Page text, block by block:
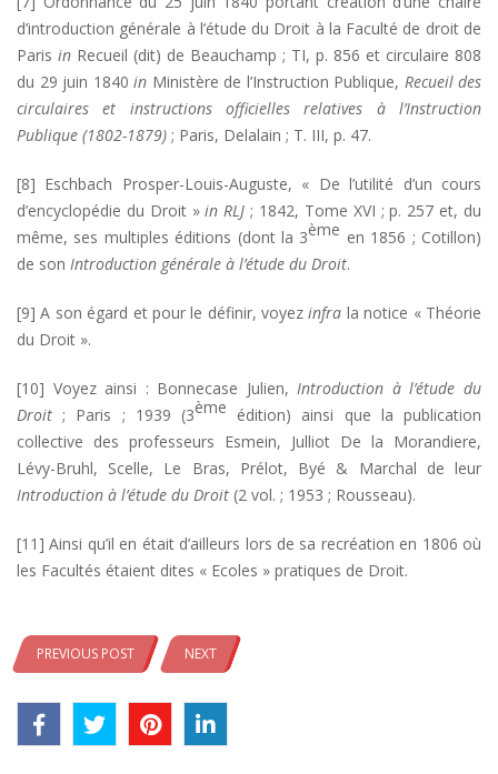
d’introduction générale à l’étude du Droit à la Faculté de droit de
Paris in Recueil (dit) de Beauchamp ; TI, p. 856 et circulaire 808
du 29 juin 1840 in Ministère de l’Instruction Publique, Recueil des
circulaires et instructions officielles relatives à l’Instruction
Publique (1802-1879) ; Paris, Delalain ; T. III, p. 47.
[8] Eschbach Prosper-Louis-Auguste, « De l’utilité d’un cours
d’encyclopédie du Droit »in RLJ; 1842, Tome XVI ; p. 257 et, du
même, ses multiples éditions (dont la 3ème en 1856 ; Cotillon)
de son Introduction générale à l’étude du Droit.
[9] A son égard et pour le définir, voyezinfra la notice « Théorie
du Droit ».
[10] Voyez ainsi : Bonnecase Julien,Introduction à l’étude du
Droit; Paris ; 1939 (3ème édition) ainsi que la publication
collective des professeurs Esmein, Julliot De la Morandiere,
Lévy-Bruhl, Scelle, Le Bras, Prélot, Byé & Marchal de leur
Introduction à l’étude du Droit (2 vol. ; 1953 ; Rousseau).
[11] Ainsi qu’il en était d’ailleurs lors de sa recréation en 1806 où
les Facultés étaient dites « Ecoles » pratiques de Droit.
PREVIOUS POST NEXT